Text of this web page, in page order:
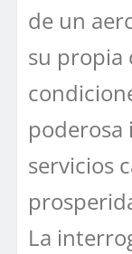
de un
su propia
servicios
La